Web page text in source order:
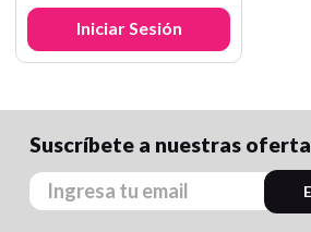
Iniciar Sesión
Suscríbete a nuestras